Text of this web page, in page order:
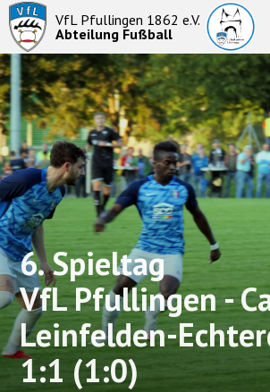
VfL Pfullingen 1862 e.V.
Abteilung Fußball
Startseite
News
Aktive
Junioren
Abteilung
6. Spieltag
VfL Pfullingen -
Leinfelden-
1:1 (1:0)